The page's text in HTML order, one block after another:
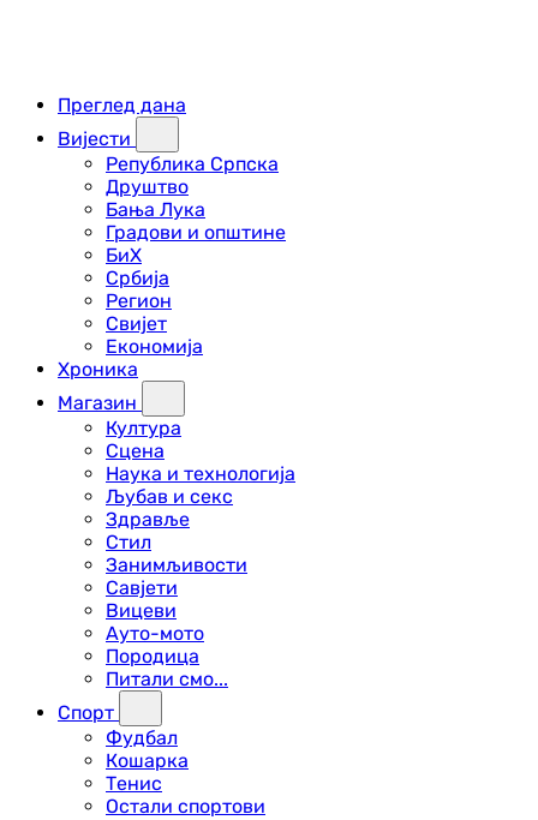
Преглед дана
Вијести
Република Српска
Друштво
Бања Лука
Градови и општине
БиХ
Србија
Регион
Свијет
Економија
Хроника
Магазин
Култура
Сцена
Наука и технологија
Љубав и секс
Здравље
Стил
Занимљивости
Савјети
Вицеви
Ауто-мото
Породица
Питали смо...
Спорт
Фудбал
Кошарка
Тенис
Остали спортови